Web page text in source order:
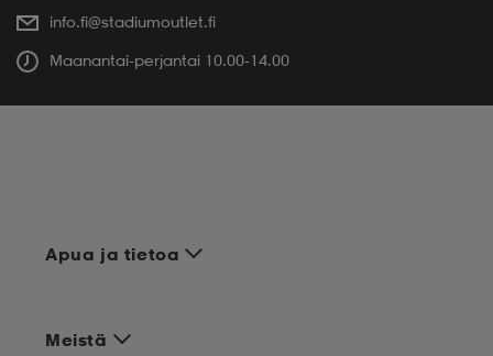
info.fi@stadiumoutlet.fi
Maanantai-perjantai 10.00-14.00
Apua ja tietoa
Meistä